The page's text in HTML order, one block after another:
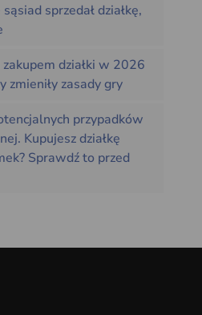
sprzedał działkę,
działki w 2026
zmieniły zasady gry
przypadków
Kupujesz działkę
Sprawdź to przed